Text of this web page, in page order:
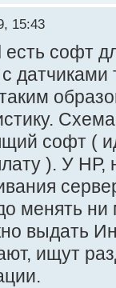
15:43
софт
софт (
). У НР,
менять
выдать
ищут